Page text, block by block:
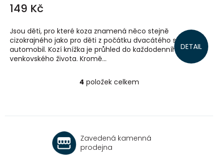
149 Kč
DETAIL
Jsou děti, pro které koza znamená něco stejně
cizokrajného jako pro děti z počátku dvacátého století
automobil. Kozí knížka je průhled do každodenního
venkovského života. Kromě...
O
c
í
4 položek celkem
Zavedená kamenná
prodejna